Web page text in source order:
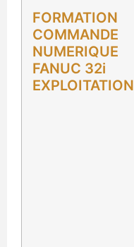
FORMATION
COMMANDE
NUMERIQUE
FANUC 32i
EXPLOITATION